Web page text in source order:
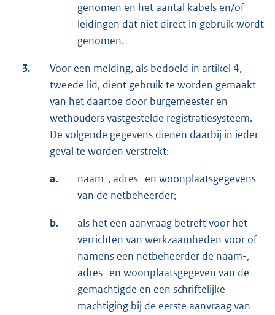
genomen en het aantal kabels en/of
leidingen dat niet direct in gebruik wordt
genomen.
3.
Voor een melding, als bedoeld in artikel 4,
tweede lid, dient gebruik te worden gemaakt
van het daartoe door burgemeester en
wethouders vastgestelde registratiesysteem.
De volgende gegevens dienen daarbij in ieder
geval te worden verstrekt:
a.
naam-, adres- en woonplaatsgegevens
van de netbeheerder;
b.
als het een aanvraag betreft voor het
verrichten van werkzaamheden voor of
namens een netbeheerder de naam-,
adres- en woonplaatsgegeven van de
gemachtigde en een schriftelijke
machtiging bij de eerste aanvraag van